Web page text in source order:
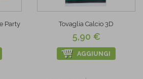
Party Tovaglia Calcio 3D
5,90 €
AGGIUNGI